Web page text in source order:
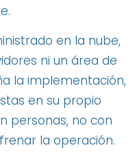
en la nube,
ni un área de
la implementación,
en su propio
personas, no con
la operación.